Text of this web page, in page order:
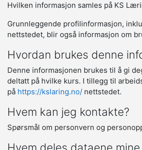
Hvilken informasjon samles på KS
Grunnleggende profilinformasjon,
nettstedet, blir også informasjon om
Hvordan brukes denne
Denne informasjonen brukes til å gi
deltatt på hvilke kurs. I tillegg til
på https://kslaring.no/ nettstedet.
Hvem kan jeg kontakte?
Spørsmål om personvern og
Hvem deles dataene mine